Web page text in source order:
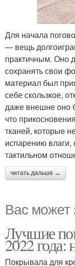
Для начала
— вещь
практичным. Оно
сохранять свои
материал был
себе скользкое,
даже внешне оно
что
тканей, которые
испарению
тактильном
читать дальше →
Вас может
Лучшие
2022 года:
Покрывала для